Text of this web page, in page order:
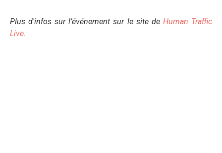
Plus d'infos sur l’événement sur le site de Human Traffic
Live.